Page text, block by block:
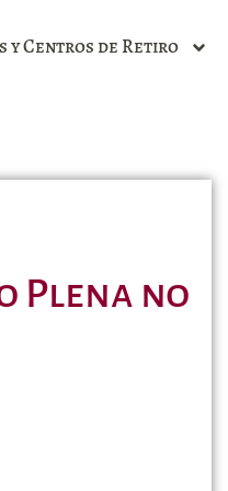
y Centros de Retiro
Plena no